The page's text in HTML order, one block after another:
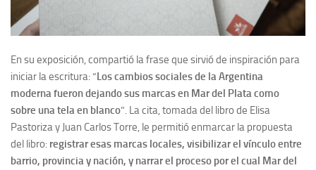
En su exposición, compartió la frase que sirvió de inspiración para
iniciar la escritura: “Los cambios sociales de la Argentina
moderna fueron dejando sus marcas en Mar del Plata como
sobre una tela en blanco”. La cita, tomada del libro de Elisa
Pastoriza y Juan Carlos Torre, le permitió enmarcar la propuesta
del libro: registrar esas marcas locales, visibilizar el vínculo entre
barrio, provincia y nación, y narrar el proceso por el cual Mar del